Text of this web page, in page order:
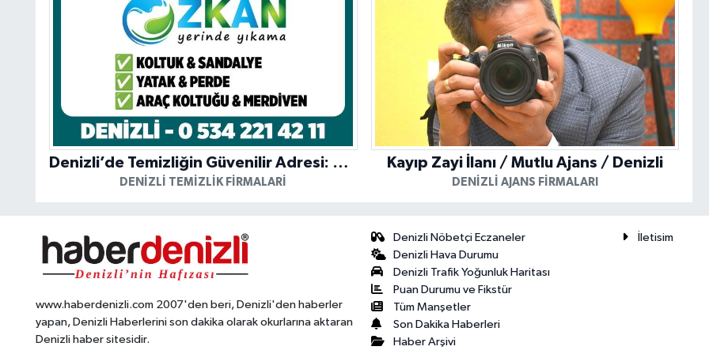
Denizli’de Temizliğin Güvenilir Adresi: Özkan Yerinde Yıkama
DENIZLI TEMIZLIK FIRMALARI
Kayıp Zayi İlanı / Mutlu Ajans / Denizli
DENIZLI AJANS FIRMALARI
www.haberdenizli.com 2007'den beri, Denizli'den haberler
yapan, Denizli Haberlerini son dakika olarak okurlarına aktaran
Denizli haber sitesidir.
Denizli Nöbetçi Eczaneler
Denizli Hava Durumu
Denizli Trafik Yoğunluk Haritası
Puan Durumu ve Fikstür
Tüm Manşetler
Son Dakika Haberleri
Haber Arşivi
İletisim